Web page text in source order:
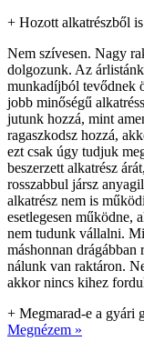
+ Hozott alkatrészből
Nem szívesen. Nagy
dolgozunk. Az
munkadíjból tevődnek
jobb minőségű
jutunk hozzá, mint
ragaszkodsz hozzá,
ezt csak úgy tudjuk
beszerzett alkatrész
rosszabbul jársz
alkatrész nem is
esetlegesen működne,
nem tudunk vállalni.
máshonnan drágábban
nálunk van raktáron.
akkor nincs kihez
+ Megmarad-e a gyári
Megnézem »